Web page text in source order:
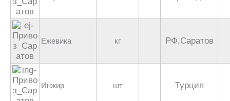
Ежевика кг РФ,Саратов
Инжир шт Турция